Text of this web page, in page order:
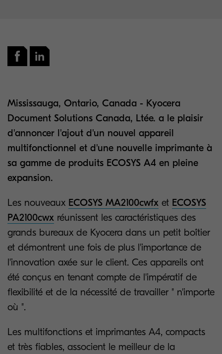
Mississauga, Ontario, Canada - Kyocera
Document Solutions Canada, Ltée. a le plaisir
d'annoncer l'ajout d'un nouvel appareil
multifonctionnel et d'une nouvelle imprimante à
sa gamme de produits ECOSYS A4 en pleine
expansion.
Les nouveaux ECOSYS MA2100cwfx et ECOSYS
PA2100cwx réunissent les caractéristiques des
grands bureaux de Kyocera dans un petit boîtier
et démontrent une fois de plus l'importance de
l'innovation axée sur le client. Ces appareils ont
été conçus en tenant compte de l'impératif de
flexibilité et de la nécessité de travailler " n'importe
où ".
Les multifonctions et imprimantes A4, compacts
et très fiables, associent le meilleur de la